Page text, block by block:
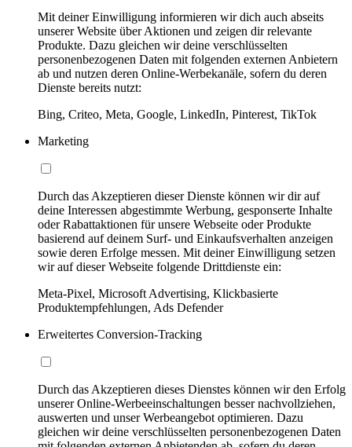
Mit deiner Einwilligung informieren wir dich auch abseits
unserer Website über Aktionen und zeigen dir relevante
Produkte. Dazu gleichen wir deine verschlüsselten
personenbezogenen Daten mit folgenden externen Anbietern
ab und nutzen deren Online-Werbekanäle, sofern du deren
Dienste bereits nutzt:
Bing, Criteo, Meta, Google, LinkedIn, Pinterest, TikTok
Marketing
Durch das Akzeptieren dieser Dienste können wir dir auf
deine Interessen abgestimmte Werbung, gesponserte Inhalte
oder Rabattaktionen für unsere Webseite oder Produkte
basierend auf deinem Surf- und Einkaufsverhalten anzeigen
sowie deren Erfolge messen. Mit deiner Einwilligung setzen
wir auf dieser Webseite folgende Drittdienste ein:
Meta-Pixel, Microsoft Advertising, Klickbasierte
Produktempfehlungen, Ads Defender
Erweitertes Conversion-Tracking
Durch das Akzeptieren dieses Dienstes können wir den Erfolg
unserer Online-Werbeeinschaltungen besser nachvollziehen,
auswerten und unser Werbeangebot optimieren. Dazu
gleichen wir deine verschlüsselten personenbezogenen Daten